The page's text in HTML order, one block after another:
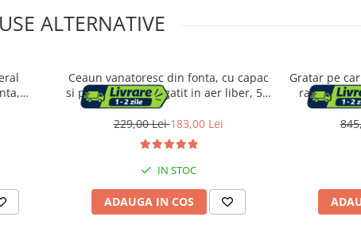
ALTERNATIVE
Ceaun vanatoresc din fonta, cu capac
si picioare pentru gatit in aer liber, 5L,
25x42 cm, negru
229,00 Lei183,00 Lei
IN STOC
ADAUGA IN COS
Gratar pe
raft frontal
carbuni,